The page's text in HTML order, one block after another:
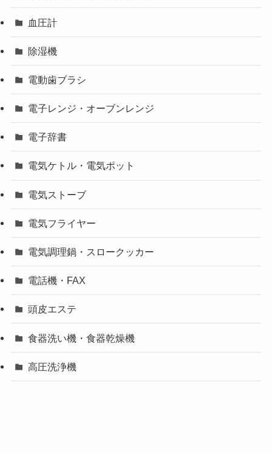
血圧計
除湿機
電動歯ブラシ
電子レンジ・オーブンレンジ
電子辞書
電気ケトル・電気ポット
電気ストーブ
電気フライヤー
電気調理鍋・スロークッカー
電話機・FAX
頭皮エステ
食器洗い機・食器乾燥機
高圧洗浄機